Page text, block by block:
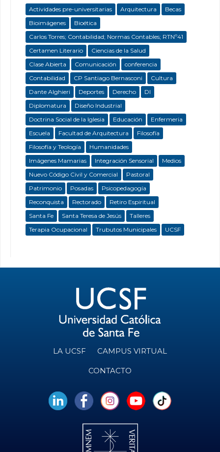
Actividades pre-universitarias Arquitectura
Becas
Bioimágenes
Bioética
Carlos Torres; Contabilidad; Normas Contables; RTNº41
Certamen Literario
Ciencias de la Salud
Clase Abierta
Comunicación
conferencia
Contabilidad
CP Santiago Bernasconi
Cultura
Dante Alghieri
Deportes Derecho
DI
Diplomatura
Diseño Industrial
Doctrina Social de la Iglesia
Educación
Enfermeria
Escuela
Facultad de Arquitectura
Filosofía
Filosofía y Teología
Humanidades
Imágenes Mamarias
Integración Sensorial
Medios
Nuevo Código Civil y Comercial
Pastoral
Patrimonio
Posadas
Psicopedagogía
Reconquista
Rectorado
Retiro Espiritual
Santa Fe
Santa Teresa de Jesús
Talleres
Terapia Ocupacional
Trubutos Municipales UCSF
LA UCSF CAMPUS VIRTUAL
CONTACTO